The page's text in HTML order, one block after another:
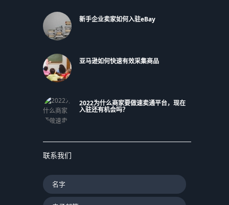
新手企业卖家如何入驻eBay
亚马逊如何快速有效采集商品
2022为什么商家要做速卖通平台，现在
入驻还有机会吗？
联系我们